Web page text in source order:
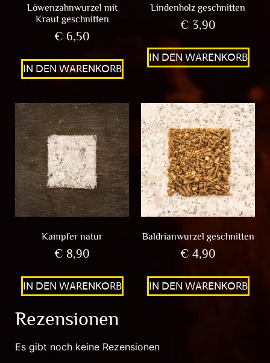
Löwenzahnwurzel mit
Kraut geschnitten
€ 6,50
IN DEN WARENKORB
Lindenholz geschnitten
€ 3,90
IN DEN WARENKORB
Kampfer natur
€ 8,90
IN DEN WARENKORB
Baldrianwurzel geschnitten
€ 4,90
IN DEN WARENKORB
Rezensionen
Es gibt noch keine Rezensionen